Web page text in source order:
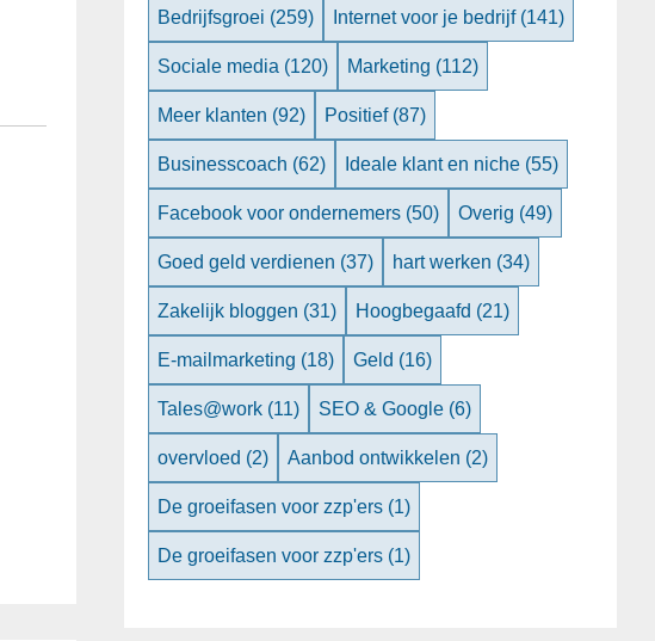
Bedrijfsgroei (259) Internet voor je bedrijf (141)
Sociale media (120) Marketing (112)
Meer klanten (92) Positief (87)
Businesscoach (62) Ideale klant en niche (55)
Facebook voor ondernemers (50) Overig (49)
Goed geld verdienen (37) hart werken (34)
Zakelijk bloggen (31) Hoogbegaafd (21)
E-mailmarketing (18) Geld (16)
Tales@work (11) SEO & Google (6)
overvloed (2) Aanbod ontwikkelen (2)
De groeifasen voor zzp'ers (1)
De groeifasen voor zzp'ers (1)